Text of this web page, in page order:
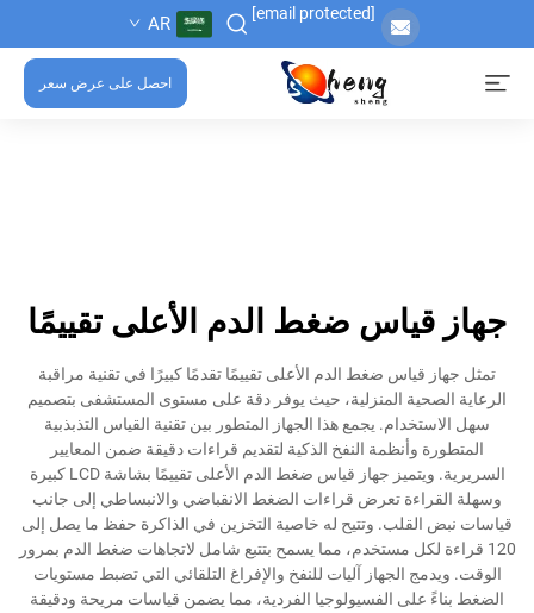
[email protected]
AR
احصل على عرض سعر
جهاز قياس ضغط الدم الأعلى تقييمًا
تمثل جهاز قياس ضغط الدم الأعلى تقييمًا تقدمًا كبيرًا في تقنية مراقبة
الرعاية الصحية المنزلية، حيث يوفر دقة على مستوى المستشفى بتصميم
سهل الاستخدام. يجمع هذا الجهاز المتطور بين تقنية القياس التذبذبية
المتطورة وأنظمة النفخ الذكية لتقديم قراءات دقيقة ضمن المعايير
السريرية. ويتميز جهاز قياس ضغط الدم الأعلى تقييمًا بشاشة LCD كبيرة
وسهلة القراءة تعرض قراءات الضغط الانقباضي والانبساطي إلى جانب
قياسات نبض القلب. وتتيح له خاصية التخزين في الذاكرة حفظ ما يصل إلى
120 قراءة لكل مستخدم، مما يسمح بتتبع شامل لاتجاهات ضغط الدم بمرور
الوقت. ويدمج الجهاز آليات للنفخ والإفراغ التلقائي التي تضبط مستويات
الضغط بناءً على الفسيولوجيا الفردية، مما يضمن قياسات مريحة ودقيقة